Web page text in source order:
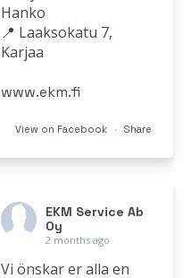
Hanko
📍 Laaksokatu 7,
Karjaa
www.ekm.fi
View on Facebook · Share
EKM Service Ab
Oy
2 months ago
Vi önskar er alla en